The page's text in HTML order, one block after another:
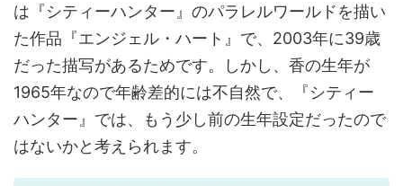
は『シティーハンター』のパラレルワールドを描い
た作品『エンジェル・ハート』で、2003年に39歳
だった描写があるためです。しかし、香の生年が
1965年なので年齢差的には不自然で、『シティー
ハンター』では、もう少し前の生年設定だったので
はないかと考えられます。